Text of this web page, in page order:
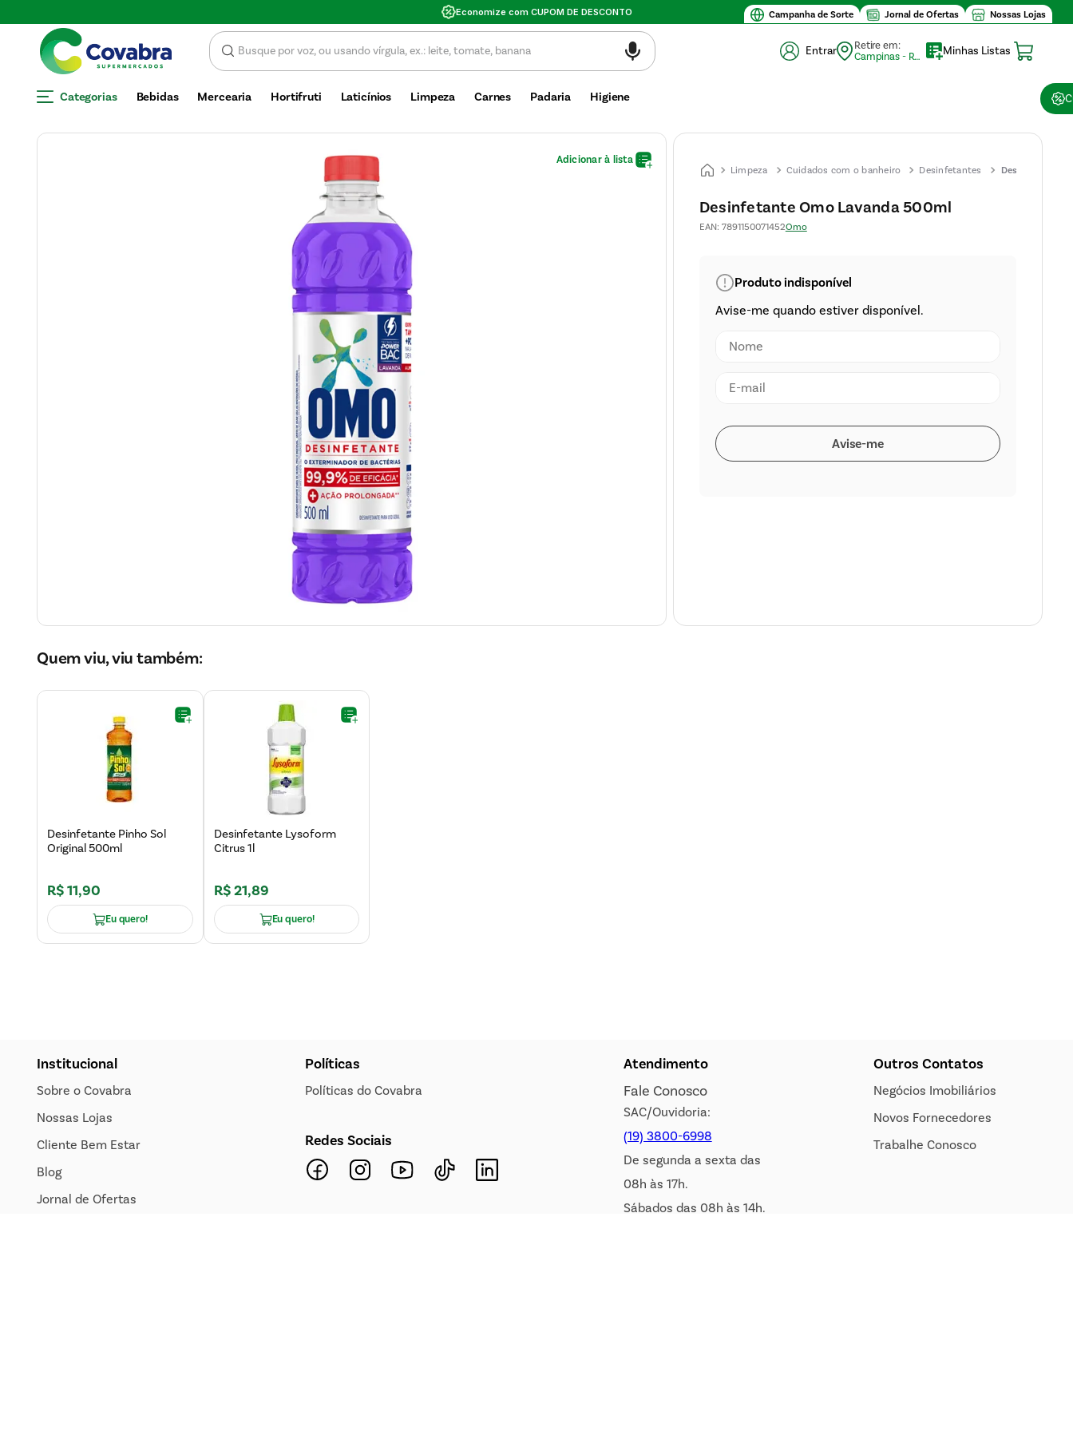
Campanha de Sorte Jornal de Ofertas Nossas Lojas
Valor mínimo de compra $30
Entrar
Retire em:
Campinas - Retirada (10)
Minhas Listas
Categorias Bebidas Mercearia Hortifruti Laticínios Limpeza Carnes Padaria Higiene
Limpeza Cuidados com o banheiro Desinfetantes
Desinfetante
Desinfetante Omo Lavanda 500ml
EAN: 7891150071452Omo
Quem viu, viu também:
Desinfetante Pinho Sol
Original 500ml
R$11,90
Eu quero!
Desinfetante Lysoform
Citrus 1l
R$21,89
Eu quero!
Institucional
Sobre o Covabra
Nossas Lojas
Cliente Bem Estar
Blog
Jornal de Ofertas
Políticas
Políticas do Covabra
Redes Sociais
Atendimento
Fale Conosco
SAC/Ouvidoria:
(19) 3800-6998
De segunda a sexta das
08h às 17h.
Sábados das 08h às 14h.
Outros Contatos
Negócios Imobiliários
Novos Fornecedores
Trabalhe Conosco